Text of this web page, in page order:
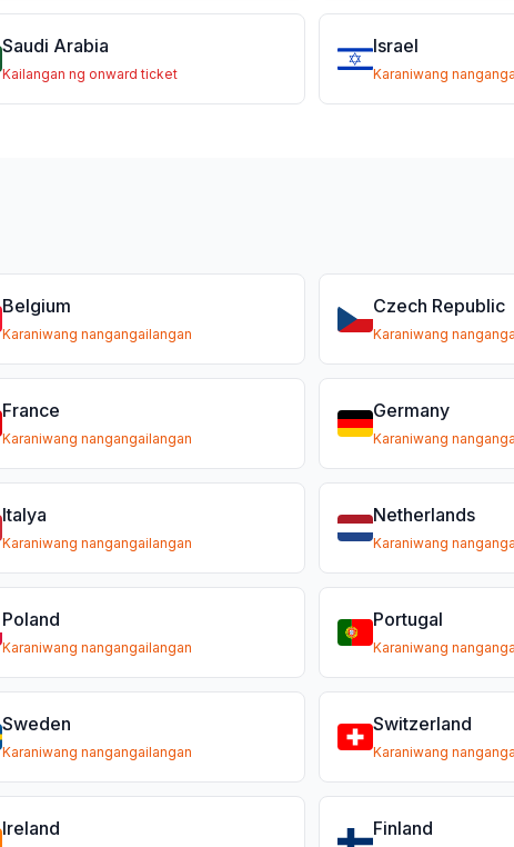
Saudi Arabia
Kailangan ng onward ticket
Israel
Karaniwang
Belgium
Karaniwang nangangailangan
Czech Republic
Karaniwang
France
Karaniwang nangangailangan
Germany
Karaniwang
Italya
Karaniwang nangangailangan
Netherlands
Karaniwang
Poland
Karaniwang nangangailangan
Portugal
Karaniwang
Sweden
Karaniwang nangangailangan
Switzerland
Karaniwang
Ireland Finland